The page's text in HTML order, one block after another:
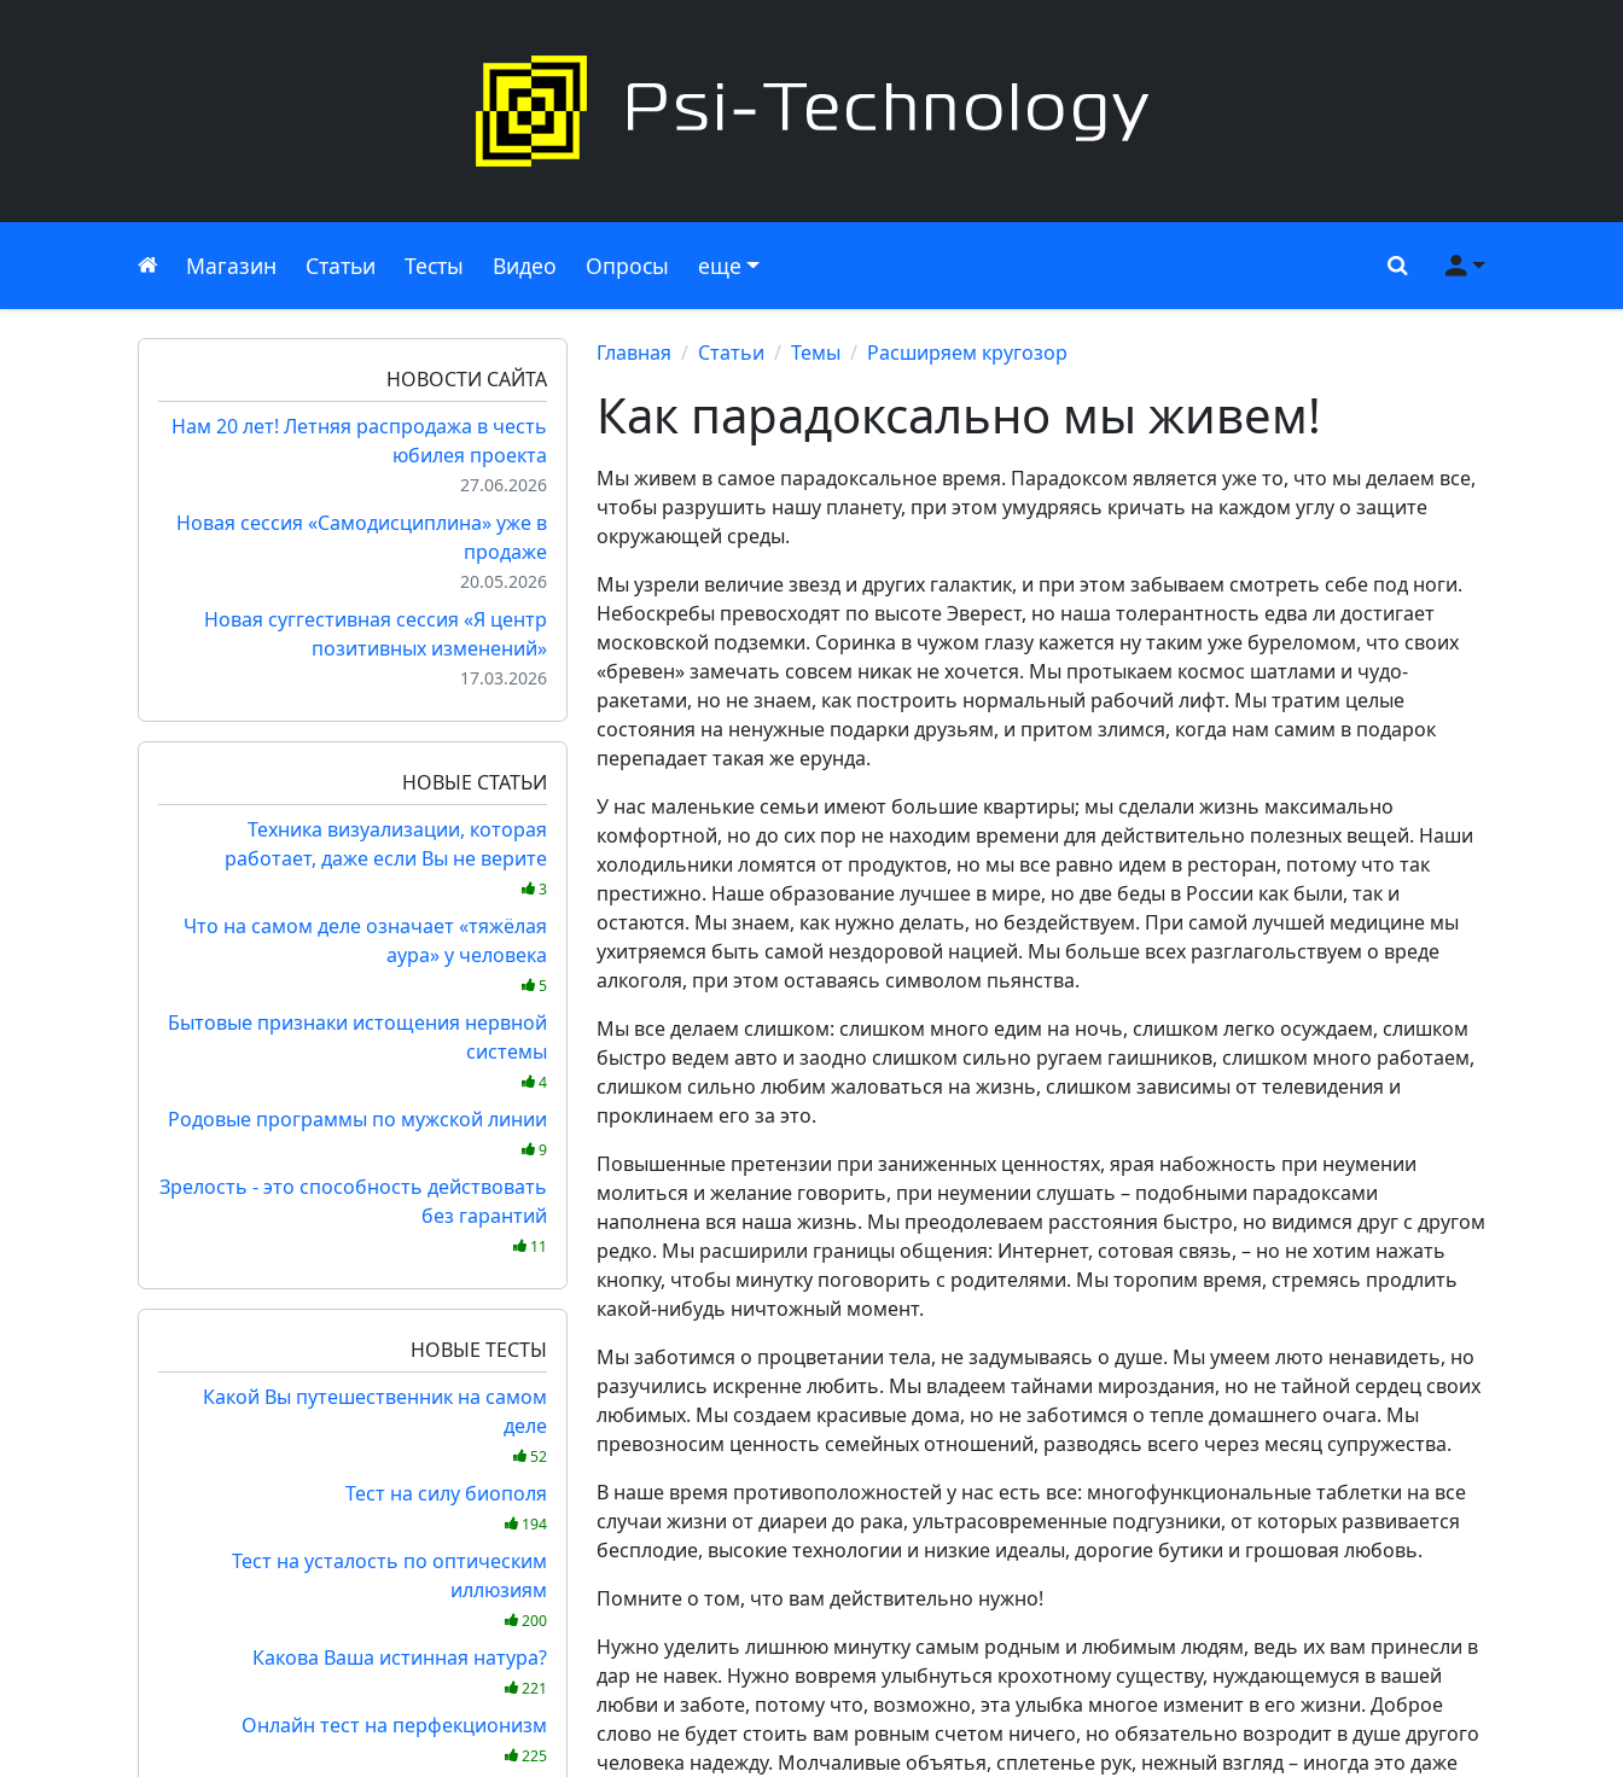
Главная
Магазин Статьи Тесты Видео Опросы еще ПоискМеню
НОВОСТИ САЙТА
Нам 20 лет! Летняя распродажа в честь
юбилея проекта
27.06.2026
Новая сессия «Самодисциплина» уже в
продаже
20.05.2026
Новая суггестивная сессия «Я центр
позитивных изменений»
17.03.2026
НОВЫЕ СТАТЬИ
Техника визуализации, которая
работает, даже если Вы не верите
3
Что на самом деле означает «тяжёлая
аура» у человека
5
Бытовые признаки истощения нервной
системы
4
Родовые программы по мужской линии
9
Зрелость - это способность действовать
без гарантий
11
НОВЫЕ ТЕСТЫ
Какой Вы путешественник на самом
деле
52
Тест на силу биополя
194
Тест на усталость по оптическим
иллюзиям
200
Какова Ваша истинная натура?
221
Онлайн тест на перфекционизм
225
Главная Статьи Темы Расширяем кругозор
Как парадоксально мы живем!
Мы живем в самое парадоксальное время. Парадоксом является уже то, что мы делаем все,
чтобы разрушить нашу планету, при этом умудряясь кричать на каждом углу о защите
окружающей среды.
Мы узрели величие звезд и других галактик, и при этом забываем смотреть себе под ноги.
Небоскребы превосходят по высоте Эверест, но наша толерантность едва ли достигает
московской подземки. Соринка в чужом глазу кажется ну таким уже буреломом, что своих
«бревен» замечать совсем никак не хочется. Мы протыкаем космос шатлами и чудо-
ракетами, но не знаем, как построить нормальный рабочий лифт. Мы тратим целые
состояния на ненужные подарки друзьям, и притом злимся, когда нам самим в подарок
перепадает такая же ерунда.
У нас маленькие семьи имеют большие квартиры; мы сделали жизнь максимально
комфортной, но до сих пор не находим времени для действительно полезных вещей. Наши
холодильники ломятся от продуктов, но мы все равно идем в ресторан, потому что так
престижно. Наше образование лучшее в мире, но две беды в России как были, так и
остаются. Мы знаем, как нужно делать, но бездействуем. При самой лучшей медицине мы
ухитряемся быть самой нездоровой нацией. Мы больше всех разглагольствуем о вреде
алкоголя, при этом оставаясь символом пьянства.
Мы все делаем слишком: слишком много едим на ночь, слишком легко осуждаем, слишком
быстро ведем авто и заодно слишком сильно ругаем гаишников, слишком много работаем,
слишком сильно любим жаловаться на жизнь, слишком зависимы от телевидения и
проклинаем его за это.
Повышенные претензии при заниженных ценностях, ярая набожность при неумении
молиться и желание говорить, при неумении слушать – подобными парадоксами
наполнена вся наша жизнь. Мы преодолеваем расстояния быстро, но видимся друг с другом
редко. Мы расширили границы общения: Интернет, сотовая связь, – но не хотим нажать
кнопку, чтобы минутку поговорить с родителями. Мы торопим время, стремясь продлить
какой-нибудь ничтожный момент.
Мы заботимся о процветании тела, не задумываясь о душе. Мы умеем люто ненавидеть, но
разучились искренне любить. Мы владеем тайнами мироздания, но не тайной сердец своих
любимых. Мы создаем красивые дома, но не заботимся о тепле домашнего очага. Мы
превозносим ценность семейных отношений, разводясь всего через месяц супружества.
В наше время противоположностей у нас есть все: многофункциональные таблетки на все
случаи жизни от диареи до рака, ультрасовременные подгузники, от которых развивается
бесплодие, высокие технологии и низкие идеалы, дорогие бутики и грошовая любовь.
Помните о том, что вам действительно нужно!
Нужно уделить лишнюю минутку самым родным и любимым людям, ведь их вам принесли в
дар не навек. Нужно вовремя улыбнуться крохотному существу, нуждающемуся в вашей
любви и заботе, потому что, возможно, эта улыбка многое изменит в его жизни. Доброе
слово не будет стоить вам ровным счетом ничего, но обязательно возродит в душе другого
человека надежду. Молчаливые объятья, сплетенье рук, нежный взгляд – иногда это даже